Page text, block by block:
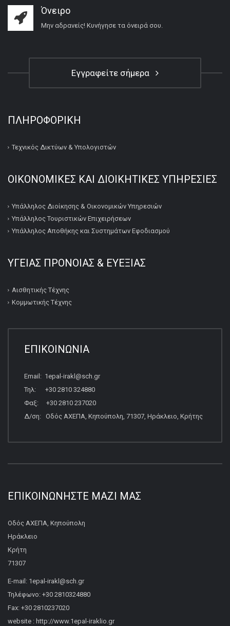
Όνειρο
Μην αδρανείς! Κυνήγησε τα όνειρά σου.
Εγγραφείτε σήμερα
ΠΛΗΡΟΦΟΡΙΚΉ
Τεχνικός Δικτύων & Υπολογιστών
ΟΙΚΟΝΟΜΙΚΕΣ ΚΑΙ ΔΙΟΙΚΗΤΙΚΕΣ ΥΠΗΡΕΣΙΕΣ
Υπάλληλος Διοίκησης & Οικονομικών Υπηρεσιών
Υπάλληλος Τουριστικών Επιχειρήσεων
Υπάλληλος Αποθήκης και Συστημάτων Εφοδιασμού
ΥΓΕΙΑΣ ΠΡΟΝΟΙΑΣ & ΕΥΕΞΙΑΣ
Αισθητικής Τέχνης
Κομμωτικής Τέχνης
ΕΠΙΚΟΙΝΩΝΙΑ
Email: 1epal-irakl@sch.gr
Τηλ: +30 2810 324880
Φαξ: +30 2810 237020
Δ/ση: Οδός ΑΧΕΠΑ, Κηπούπολη, 71307, Ηράκλειο, Κρήτης
ΕΠΙΚΟΙΝΩΝΉΣΤΕ ΜΑΖΊ ΜΑΣ
Οδός ΑΧΕΠΑ, Κηπούπολη
Ηράκλειο
Κρήτη
71307
E-mail: 1epal-irakl@sch.gr
Τηλέφωνο: +30 2810324880
Fax: +30 2810237020
website : http://www.1epal-iraklio.gr